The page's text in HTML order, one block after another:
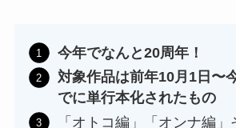
今年でなんと20周年！
対象作品は前年10月1日〜
でに単行本化されたもの
「オトコ編」「オンナ編